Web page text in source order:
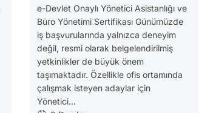
Özellerde Geçerli)
e-Devlet Onaylı Yönetici Asistanlığı ve
Büro Yönetimi Sertifikası Günümüzde
iş başvurularında yalnızca deneyim
değil, resmi olarak belgelendirilmiş
yetkinlikler de büyük önem
taşımaktadır. Özellikle ofis ortamında
çalışmak isteyen adaylar için
Yönetici...